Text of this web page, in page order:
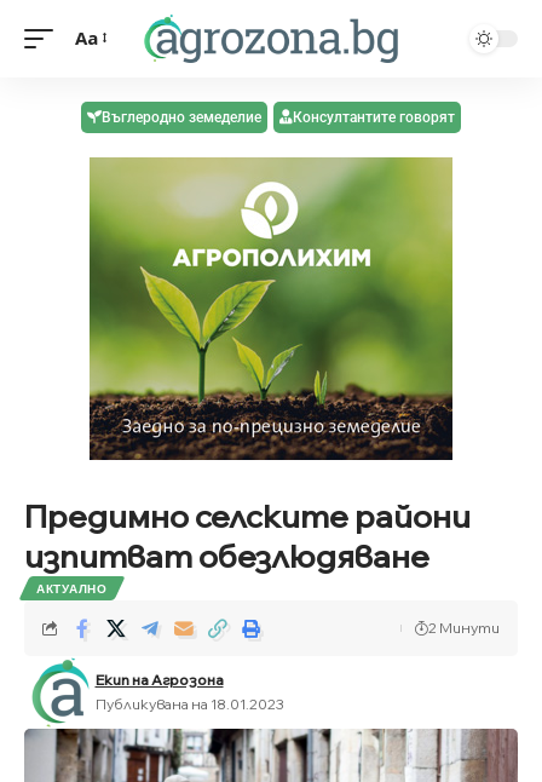
Aa
Въглеродно земеделие Консултантите говорят
Предимно селските райони
изпитват обезлюдяване
АКТУАЛНО
Екип на Агрозона
Публикувана на 18.01.2023
2 Минути